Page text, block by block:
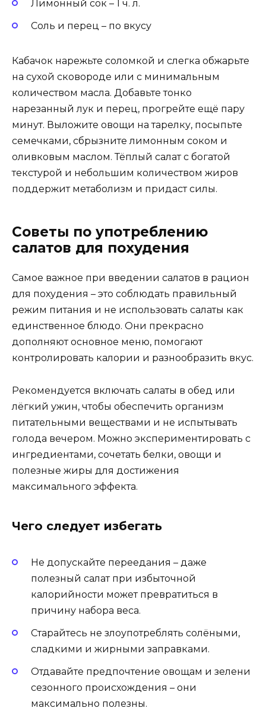
Лимонный сок – 1 ч. л.
Соль и перец – по вкусу
Кабачок нарежьте соломкой и слегка обжарьте
на сухой сковороде или с минимальным
количеством масла. Добавьте тонко
нарезанный лук и перец, прогрейте ещё пару
минут. Выложите овощи на тарелку, посыпьте
семечками, сбрызните лимонным соком и
оливковым маслом. Тёплый салат с богатой
текстурой и небольшим количеством жиров
поддержит метаболизм и придаст силы.
Советы по употреблению
салатов для похудения
Самое важное при введении салатов в рацион
для похудения – это соблюдать правильный
режим питания и не использовать салаты как
единственное блюдо. Они прекрасно
дополняют основное меню, помогают
контролировать калории и разнообразить вкус.
Рекомендуется включать салаты в обед или
лёгкий ужин, чтобы обеспечить организм
питательными веществами и не испытывать
голода вечером. Можно экспериментировать с
ингредиентами, сочетать белки, овощи и
полезные жиры для достижения
максимального эффекта.
Чего следует избегать
Не допускайте переедания – даже
полезный салат при избыточной
калорийности может превратиться в
причину набора веса.
Старайтесь не злоупотреблять солёными,
сладкими и жирными заправками.
Отдавайте предпочтение овощам и зелени
сезонного происхождения – они
максимально полезны.